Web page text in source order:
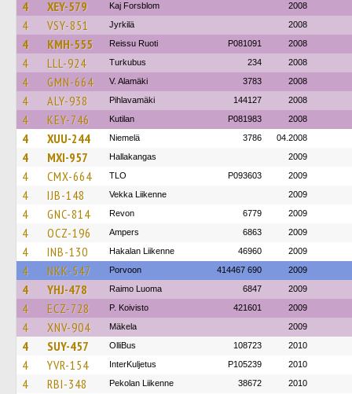
4 XEY-579 Kaj Forsblom 2008
4 VSY-851 Jyrkilä 2008
4 KMH-555 Reissu Ruoti P081091 2008
4 LLL-924 Turkubus 234 2008
4 GMN-664 V. Alamäki 3783 2008
4 ALY-938 Pihlavamäki 144127 2008
4 KEY-746 Kutilan P081983 2008
4 XUU-244 Niemelä 3786 04.2008
4 MXI-957 Hallakangas 2009
4 CMX-664 TLO P093603 2009
4 IJB-148 Vekka Liikenne 2009
4 GNC-814 Revon 6779 2009
4 OCZ-196 Ampers 6863 2009
4 INB-130 Hakalan Liikenne 46960 2009
4 NKK-547 Porvoon 414467 690 2009
4 YHJ-478 Raimo Luoma 6847 2009
4 ECZ-728 P. Koivisto 421601 2009
4 XNV-904 Mäkela 2009
4 SUY-457 OlliBus 108723 2010
4 YVR-154 InterKuljetus P105239 2010
4 RBI-348 Pekolan Liikenne 38672 2010